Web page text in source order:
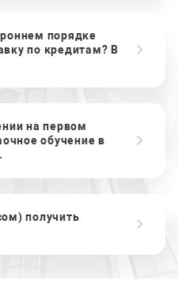
порядке
по кредитам? В
на первом
обучение в
получить